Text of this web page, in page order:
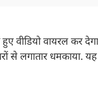
हुए वीडियो वायरल कर
से लगातार धमकाया.